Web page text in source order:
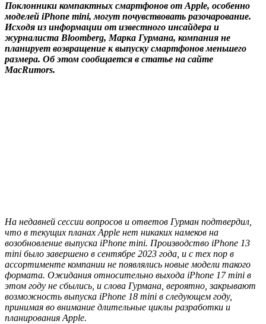
Поклонники компактных смартфонов от Apple, особенно
моделей iPhone mini, могут почувствовать разочарование.
Исходя из информации от известного инсайдера и
журналиста Bloomberg, Марка Гурмана, компания не
планирует возвращение к выпуску смартфонов меньшего
размера. Об этом сообщается в статье на сайте
MacRumors.
На недавней сессии вопросов и ответов Гурман подтвердил,
что в текущих планах Apple нет никаких намеков на
возобновление выпуска iPhone mini. Производство iPhone 13
mini было завершено в сентябре 2023 года, и с тех пор в
ассортименте компании не появлялись новые модели такого
формата. Ожидания относительно выхода iPhone 17 mini в
этом году не сбылись, и слова Гурмана, вероятно, закрывают
возможность выпуска iPhone 18 mini в следующем году,
принимая во внимание длительные циклы разработки и
планирования Apple.